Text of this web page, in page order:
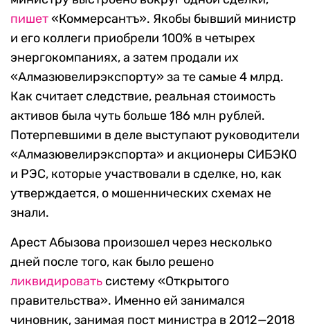
пишет«Коммерсантъ». Якобы бывший министр
и его коллеги приобрели 100% в четырех
энергокомпаниях, а затем продали их
«Алмазювелирэкспорту» за те самые 4 млрд.
Как считает следствие, реальная стоимость
активов была чуть больше 186 млн рублей.
Потерпевшими в деле выступают руководители
«Алмазювелирэкспорта» и акционеры СИБЭКО
и РЭС, которые участвовали в сделке, но, как
утверждается, о мошеннических схемах не
знали.
Арест Абызова произошел через несколько
дней после того, как было решено
ликвидировать систему «Открытого
правительства». Именно ей занимался
чиновник, занимая пост министра в 2012—2018